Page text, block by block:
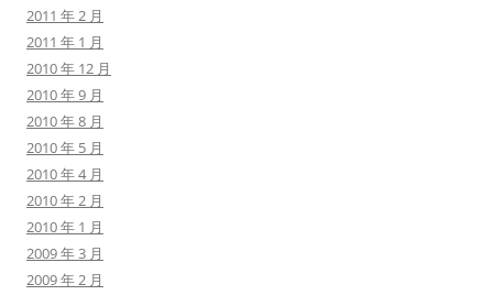
2011 年 2 月
2011 年 1 月
2010 年 12 月
2010 年 9 月
2010 年 8 月
2010 年 5 月
2010 年 4 月
2010 年 2 月
2010 年 1 月
2009 年 3 月
2009 年 2 月